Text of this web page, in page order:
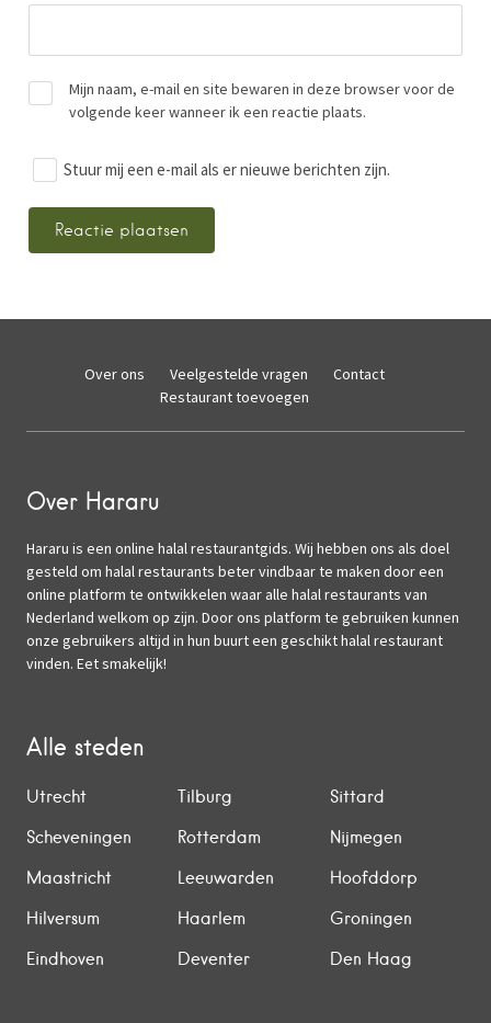
Mijn naam, e-mail en site bewaren in deze browser voor de
volgende keer wanneer ik een reactie plaats.
Stuur mij een e-mail als er nieuwe berichten zijn.
Over ons Veelgestelde vragen
Contact
Restaurant toevoegen
Over Hararu
Hararu is een online halal restaurantgids. Wij hebben ons als doel
gesteld om halal restaurants beter vindbaar te maken door een
online platform te ontwikkelen waar alle halal restaurants van
Nederland welkom op zijn. Door ons platform te gebruiken kunnen
onze gebruikers altijd in hun buurt een geschikt halal restaurant
vinden. Eet smakelijk!
Alle steden
Utrecht Tilburg
Sittard
Scheveningen
Rotterdam
Nijmegen
Maastricht
Leeuwarden
Hoofddorp
Hilversum
Haarlem
Groningen
Eindhoven
Deventer Den Haag